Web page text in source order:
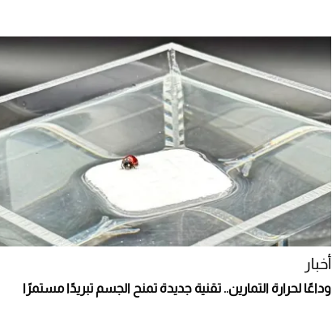
أخبار
وداعًا لحرارة التمارين.. تقنية جديدة تمنح الجسم تبريدًا مستمرًا